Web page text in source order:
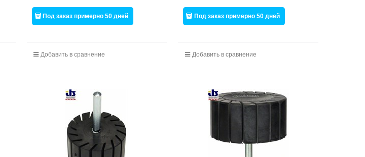
Под заказ примерно 50 дней
Добавить в сравнение
Под заказ примерно 50 дней
Добавить в сравнение